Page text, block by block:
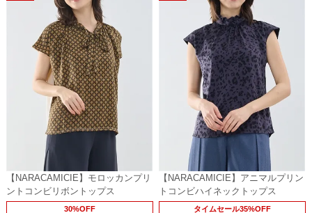
【NARACAMICIE】モロッカンプリ
ントコンビリボントップス
30%OFF
【NARACAMICIE】アニマルプリン
トコンビハイネックトップス
タイムセール35%OFF